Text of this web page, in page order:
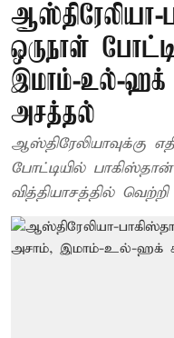
ஆஸ்திரேலியா-
ஒருநாள்
இமாம்-உல்-ஹக்
அசத்தல்
ஆஸ்திரேலியாவுக்கு
போட்டியில்
வித்தியாசத்தில்